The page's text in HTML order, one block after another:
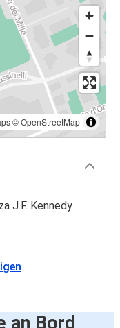
©OpenStreetMap
J.F. Kennedy
an Bord